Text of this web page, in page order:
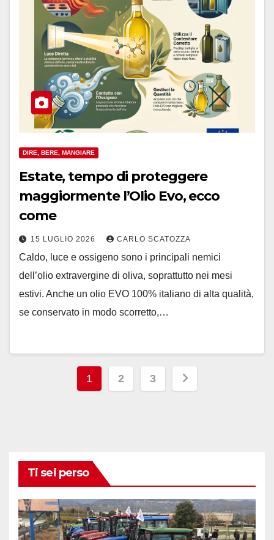
DIRE, BERE, MANGIARE
Estate, tempo di proteggere
maggiormente l’Olio Evo, ecco
come
15 LUGLIO 2026 CARLO SCATOZZA
Caldo, luce e ossigeno sono i principali nemici
dell’olio extravergine di oliva, soprattutto nei mesi
estivi. Anche un olio EVO 100% italiano di alta qualità,
se conservato in modo scorretto,…
Paginazione
1 2 3
Ti sei perso